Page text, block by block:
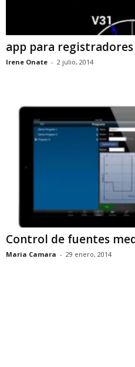
app para
Irene Onate - 2 julio, 2014
Control de fuentes
Maria Camara - 29 enero, 2014